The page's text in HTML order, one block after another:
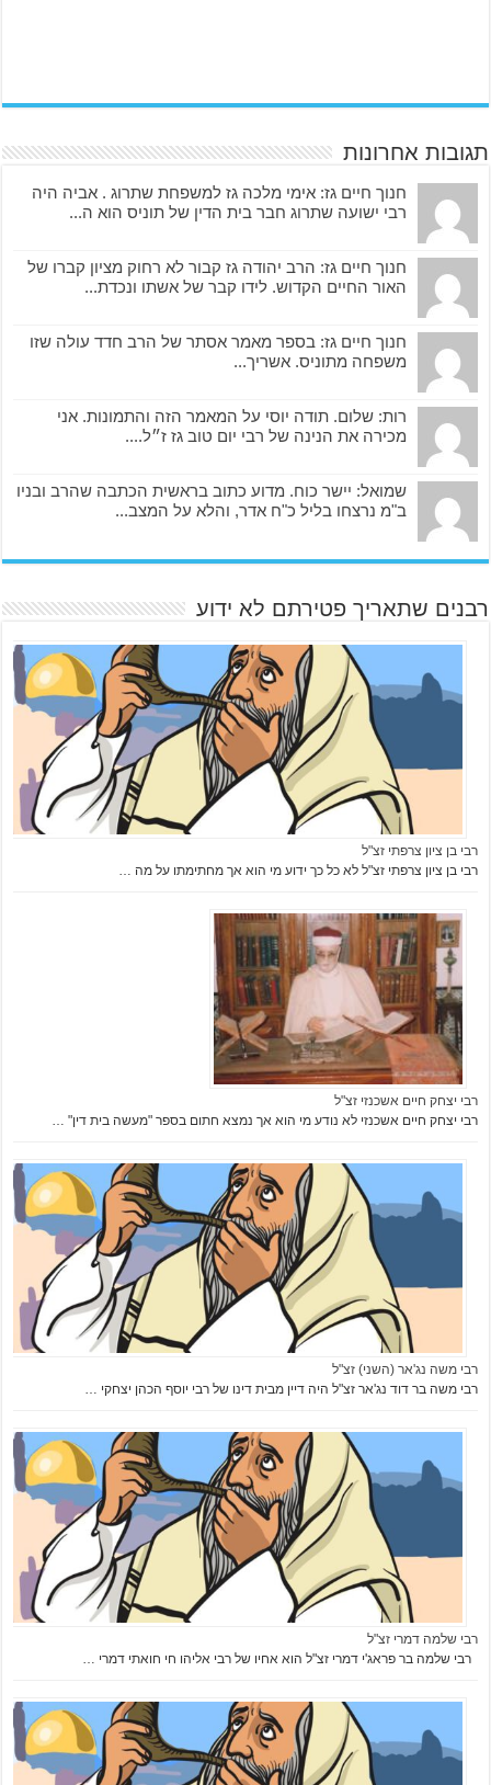
תגובות אחרונות
חנוך חיים גז: אימי מלכה גז למשפחת שתרוג . אביה היה
רבי ישועה שתרוג חבר בית הדין של תוניס הוא ה...
חנוך חיים גז: הרב יהודה גז קבור לא רחוק מציון קברו של
האור החיים הקדוש. לידו קבר של אשתו ונכדת...
חנוך חיים גז: בספר מאמר אסתר של הרב חדד עולה שזו
משפחה מתוניס. אשריך...
רות: שלום. תודה יוסי על המאמר הזה והתמונות. אני
מכירה את הנינה של רבי יום טוב גז ז״ל....
שמואל: יישר כוח. מדוע כתוב בראשית הכתבה שהרב ובניו
ב"מ נרצחו בליל כ"ח אדר, והלא על המצב...
רבנים שתאריך פטירתם לא ידוע
רבי בן ציון צרפתי זצ"ל
רבי בן ציון צרפתי זצ"ל לא כל כך ידוע מי הוא אך מחתימתו על מה …
רבי יצחק חיים אשכנזי זצ"ל
רבי יצחק חיים אשכנזי לא נודע מי הוא אך נמצא חתום בספר "מעשה בית דין" …
רבי משה נג'אר (השני) זצ"ל
רבי משה בר דוד נג'אר זצ"ל היה דיין מבית דינו של רבי יוסף הכהן יצחקי …
רבי שלמה דמרי זצ"ל
רבי שלמה בר פראג'י דמרי זצ"ל הוא אחיו של רבי אליהו חי חואתי דמרי …